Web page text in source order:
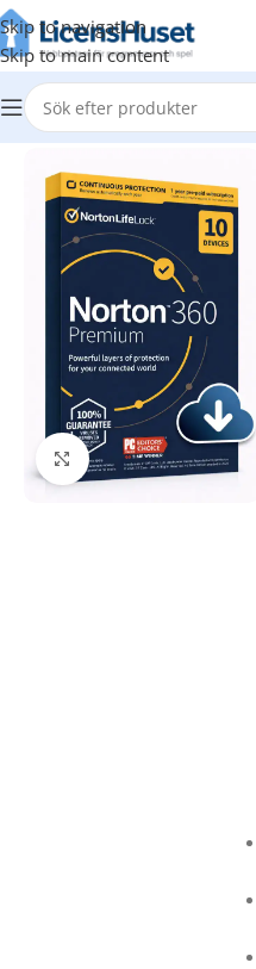
Skip to navigation
Skip to main content
Hem/Antivirus & Säkerhet
Klicka för att förstora